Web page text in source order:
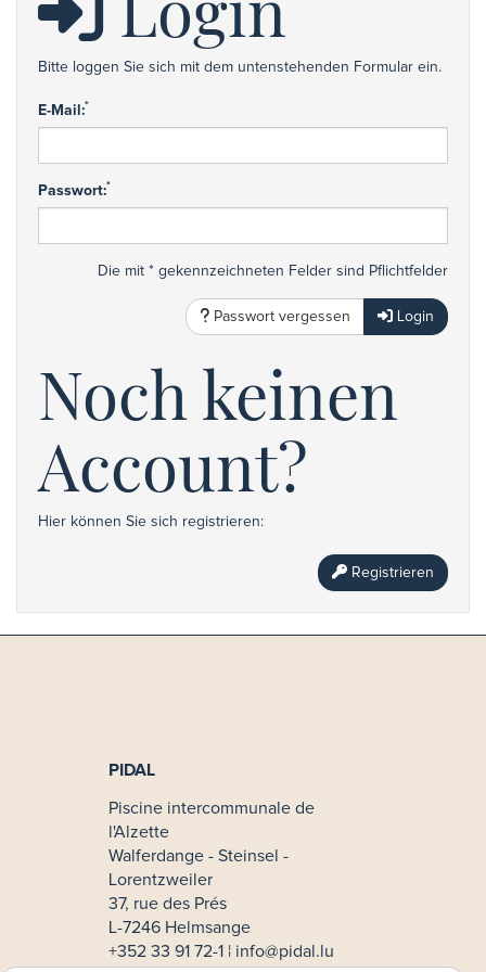
Bitte loggen Sie sich mit dem untenstehenden Formular ein.
E-Mail:*
Passwort:*
Die mit * gekennzeichneten Felder sind Pflichtfelder
Passwort vergessen Login
Noch keinen
Account?
Hier können Sie sich registrieren:
Registrieren
PIDAL
Piscine intercommunale de
l'Alzette
Walferdange - Steinsel -
Lorentzweiler
37, rue des Prés
L-7246 Helmsange
+352 33 91 72-1 ¦ info@pidal.lu